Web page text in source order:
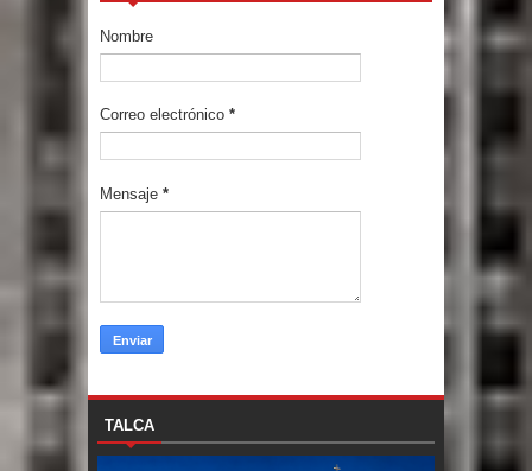
Nombre
Correo electrónico *
Mensaje *
TALCA